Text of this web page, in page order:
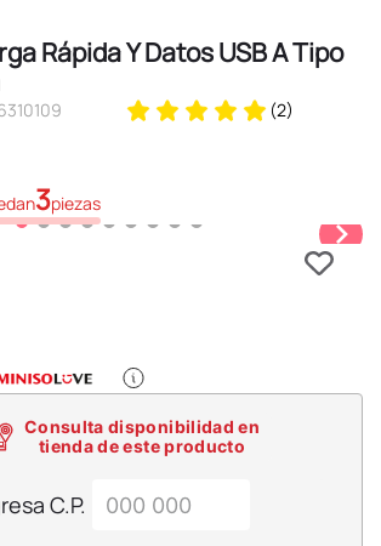
Rápida Y Datos USB A Tipo
(2)
3piezas
Consulta disponibilidad en
tienda de este producto
C.P.